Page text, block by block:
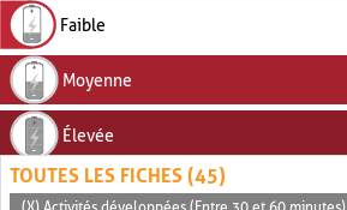
Faible
Moyenne
Élevée
TOUTES LES FICHES (45)